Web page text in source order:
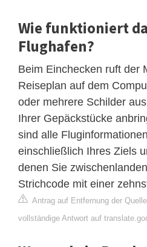
Wie funktioniert
Flughafen?
Beim Einchecken ruft der
Reiseplan auf dem
oder mehrere Schilder
Ihrer Gepäckstücke
sind alle
einschließlich Ihres Ziels
denen Sie
Strichcode mit einer
Antrag auf Entfernung der Quelle
vollständige Antwort auf